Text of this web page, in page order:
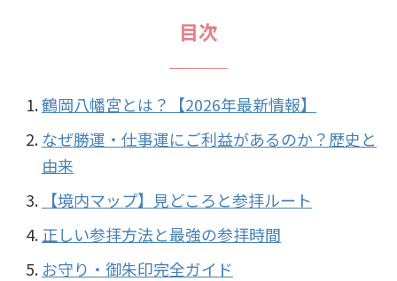
目次
鶴岡八幡宮とは？【2026年最新情報】
なぜ勝運・仕事運にご利益があるのか？歴史と
由来
【境内マップ】見どころと参拝ルート
正しい参拝方法と最強の参拝時間
お守り・御朱印完全ガイド